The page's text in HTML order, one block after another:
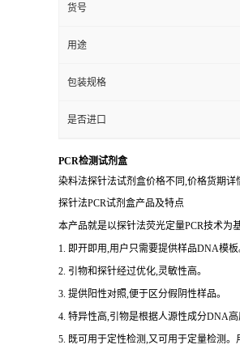
货号
用途
包装规格
是否进口
PCR检测试剂盒
染料法探针法试剂盒价格不同,价格货期详
探针法PCR试剂盒产品及特点
本产品就是以探针法荧光定量PCR技术
1. 即开即用,用户只需要提供样品DNA模板
2. 引物和探针经过优化,灵敏性高。
3. 提供阳性对照,便于区分假阴性样品。
4. 特异性高,引物是根据人源性成分DNA
5. 既可用于定性检测,又可用于定量检测。